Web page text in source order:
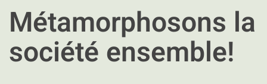
Métamorphosons la
société ensemble!